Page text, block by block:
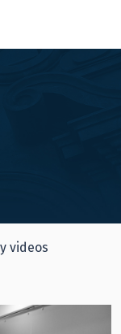
videos